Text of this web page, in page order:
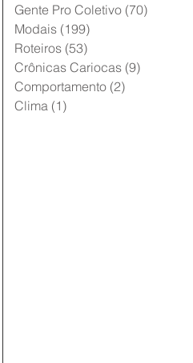
Gente Pro Coletivo (70)
Modais (199)
Roteiros (53)
Crônicas Cariocas (9)
Comportamento (2)
Clima (1)